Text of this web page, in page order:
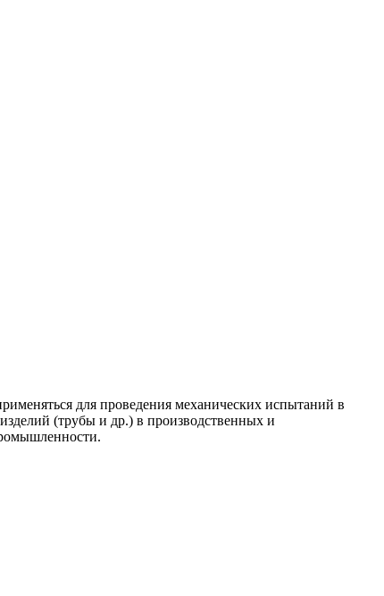
для проведения механических испытаний в
(трубы и др.) в производственных и